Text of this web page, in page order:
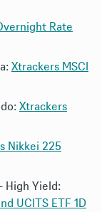
Rate
Xtrackers MSCI
Xtrackers
Nikkei 225
High Yield:
UCITS ETF 1D